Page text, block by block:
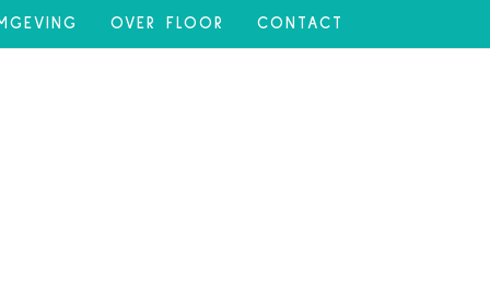
OVER FLOOR CONTACT